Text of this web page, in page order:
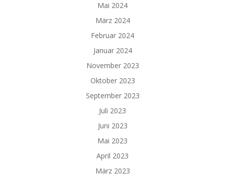
Mai 2024
März 2024
Februar 2024
Januar 2024
November 2023
Oktober 2023
September 2023
Juli 2023
Juni 2023
Mai 2023
April 2023
März 2023